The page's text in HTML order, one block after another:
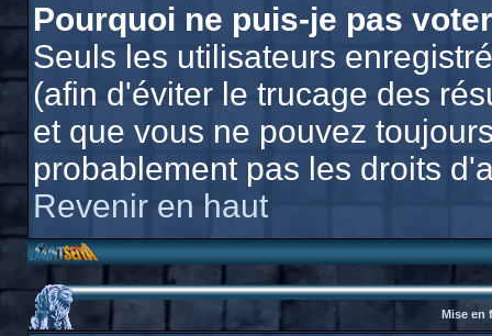
Pourquoi ne puis-je pas
Seuls les utilisateurs
(afin d'éviter le trucage des
et que vous ne pouvez
probablement pas les droits
Revenir en haut
Mise en